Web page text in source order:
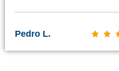
Pedro L.  